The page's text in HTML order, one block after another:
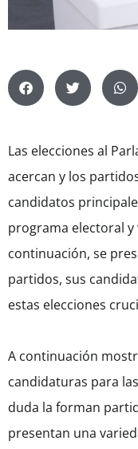
Las elecciones al
acercan y los
candidatos
programa electoral y
continuación, se
partidos, sus
estas elecciones
A continuación
candidaturas para
duda la forman
presentan una